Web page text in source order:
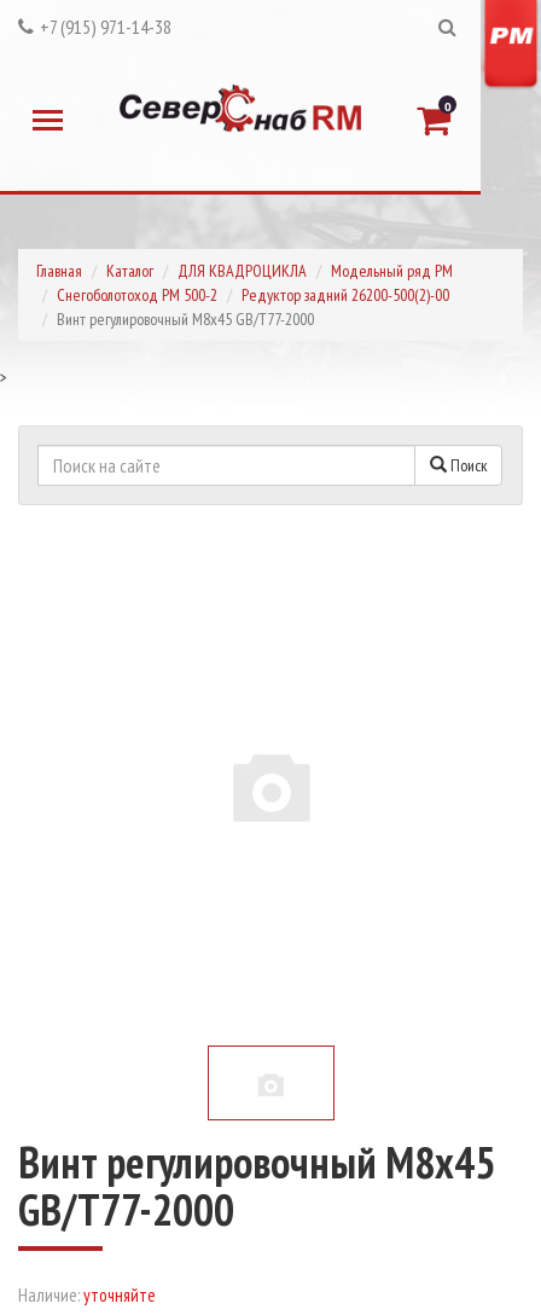
+7 (915) 971-14-38
0
Главная Каталог ДЛЯ КВАДРОЦИКЛА
Модельный ряд РМ
Снегоболотоход РМ 500-2
Редуктор задний 26200-500(2)-00
Винт регулировочный М8х45 GB/T77-2000
>
Поиск
Винт регулировочный М8х45
GB/T77-2000
Наличие:уточняйте